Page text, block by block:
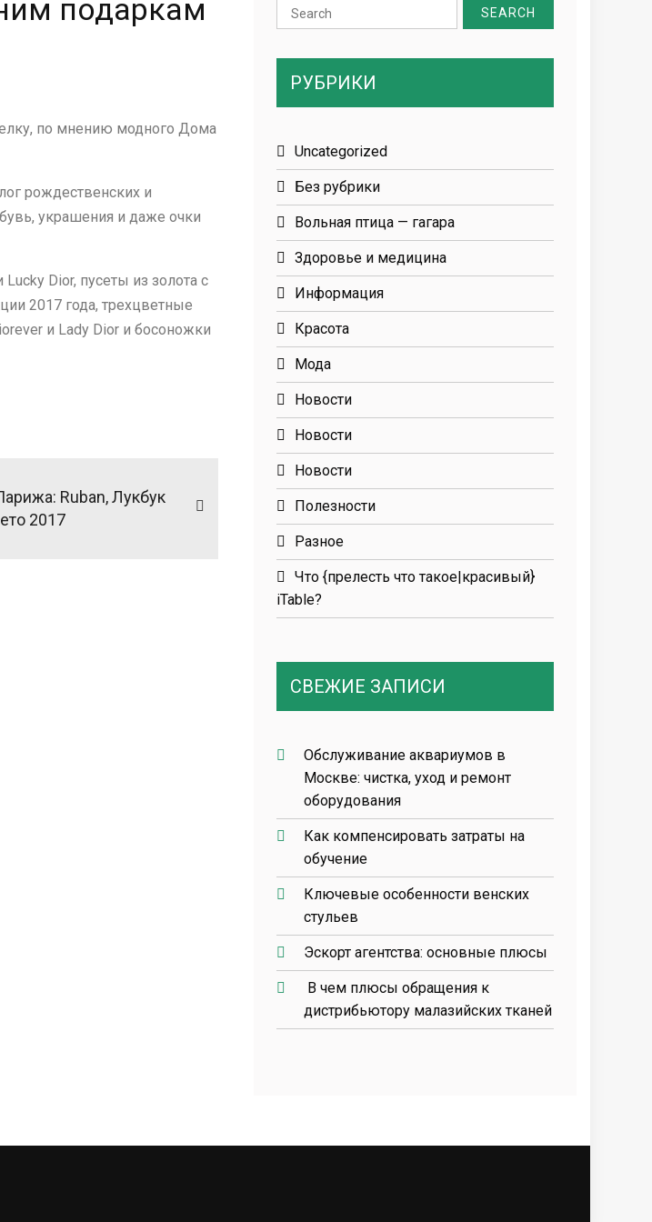
подаркам
по мнению модного Дома
рождественских и
украшения и даже очки
Dior, пусеты из золота с
2017 года, трехцветные
и Lady Dior и босоножки
Ruban, Лукбук
2017
Search
for:
РУБРИКИ
Uncategorized
Без рубрики
Вольная птица — гагара
Здоровье и медицина
Информация
Красота
Мода
Новости
Новости
Новости
Полезности
Разное
Что {прелесть что такое|красивый}
iTable?
СВЕЖИЕ ЗАПИСИ
Обслуживание аквариумов в
Москве: чистка, уход и ремонт
оборудования
Как компенсировать затраты на
обучение
Ключевые особенности венских
стульев
Эскорт агентства: основные плюсы
В чем плюсы обращения к
дистрибьютору малазийских тканей